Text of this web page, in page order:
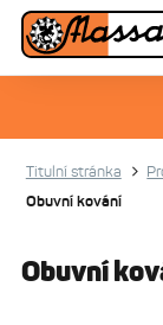
Titulní stránka
Obuvní kování
Obuvní